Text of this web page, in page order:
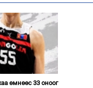
өмнөөс 33 оноог